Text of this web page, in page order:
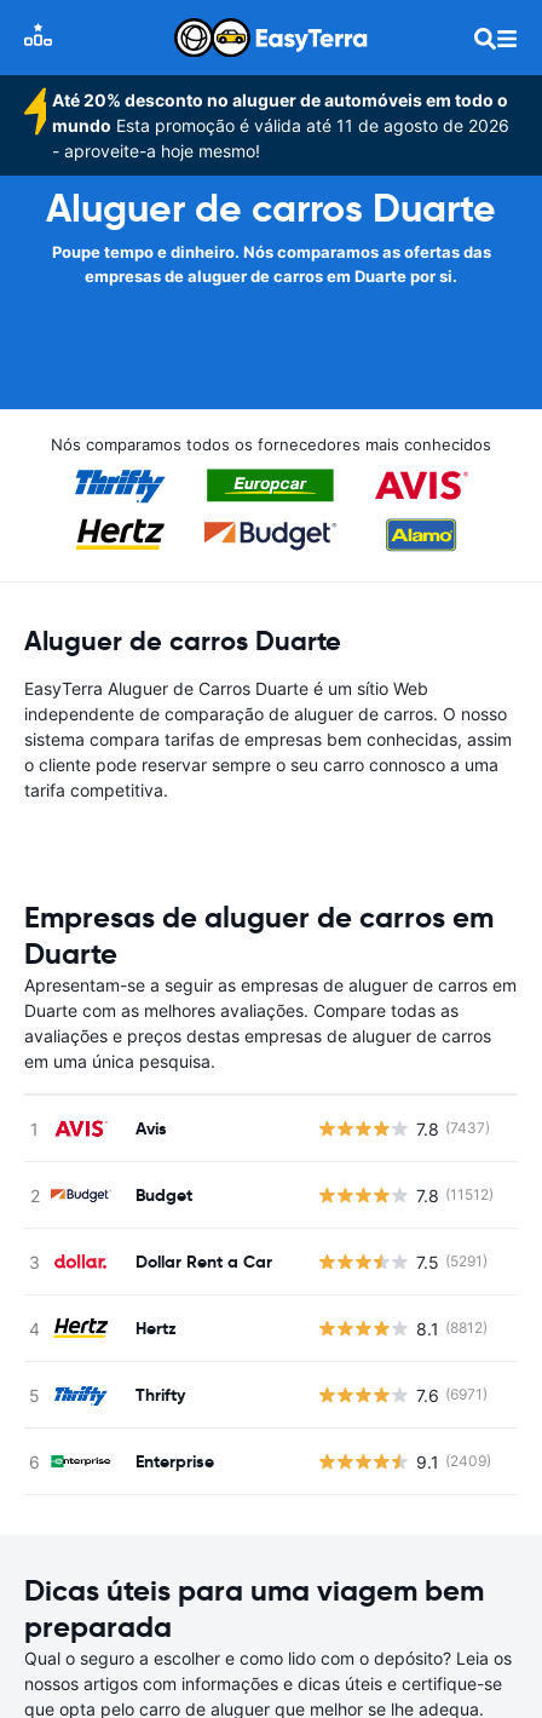
Até 20% desconto no aluguer de automóveis em todo o
mundo Esta promoção é válida até 11 de agosto de 2026
- aproveite-a hoje mesmo!
Aluguer de carros Duarte
Poupe tempo e dinheiro. Nós comparamos as ofertas das
empresas de aluguer de carros em Duarte por si.
Nós comparamos todos os fornecedores mais conhecidos
Aluguer de carros Duarte
EasyTerra Aluguer de Carros Duarte é um sítio Web
independente de comparação de aluguer de carros. O nosso
sistema compara tarifas de empresas bem conhecidas, assim
o cliente pode reservar sempre o seu carro connosco a uma
tarifa competitiva.
Empresas de aluguer de carros em
Duarte
Apresentam-se a seguir as empresas de aluguer de carros em
Duarte com as melhores avaliações. Compare todas as
avaliações e preços destas empresas de aluguer de carros
em uma única pesquisa.
Avis 7.8 (7437)
Budget 7.8 (11512)
Dollar Rent a Car 7.5 (5291)
Hertz 8.1 (8812)
Thrifty 7.6 (6971)
Enterprise 9.1 (2409)
Dicas úteis para uma viagem bem
preparada
Qual o seguro a escolher e como lido com o depósito? Leia os
nossos artigos com informações e dicas úteis e certifique-se
que opta pelo carro de aluguer que melhor se lhe adequa.